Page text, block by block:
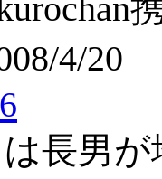
4/20
長男が